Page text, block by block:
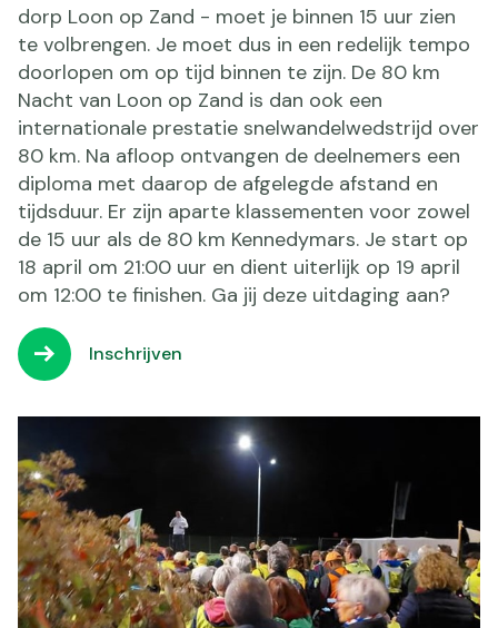
dorp Loon op Zand - moet je binnen 15 uur zien
te volbrengen. Je moet dus in een redelijk tempo
doorlopen om op tijd binnen te zijn. De 80 km
Nacht van Loon op Zand is dan ook een
internationale prestatie snelwandelwedstrijd over
80 km. Na afloop ontvangen de deelnemers een
diploma met daarop de afgelegde afstand en
tijdsduur. Er zijn aparte klassementen voor zowel
de 15 uur als de 80 km Kennedymars. Je start op
18 april om 21:00 uur en dient uiterlijk op 19 april
om 12:00 te finishen. Ga jij deze uitdaging aan?
Inschrijven